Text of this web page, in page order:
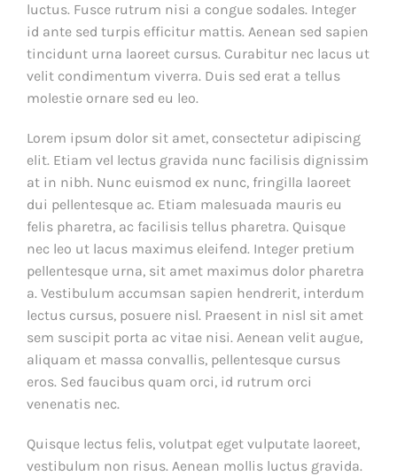
luctus. Fusce rutrum nisi a congue sodales. Integer
id ante sed turpis efficitur mattis. Aenean sed sapien
tincidunt urna laoreet cursus. Curabitur nec lacus ut
velit condimentum viverra. Duis sed erat a tellus
molestie ornare sed eu leo.
Lorem ipsum dolor sit amet, consectetur adipiscing
elit. Etiam vel lectus gravida nunc facilisis dignissim
at in nibh. Nunc euismod ex nunc, fringilla laoreet
dui pellentesque ac. Etiam malesuada mauris eu
felis pharetra, ac facilisis tellus pharetra. Quisque
nec leo ut lacus maximus eleifend. Integer pretium
pellentesque urna, sit amet maximus dolor pharetra
a. Vestibulum accumsan sapien hendrerit, interdum
lectus cursus, posuere nisl. Praesent in nisl sit amet
sem suscipit porta ac vitae nisi. Aenean velit augue,
aliquam et massa convallis, pellentesque cursus
eros. Sed faucibus quam orci, id rutrum orci
venenatis nec.
Quisque lectus felis, volutpat eget vulputate laoreet,
vestibulum non risus. Aenean mollis luctus gravida.